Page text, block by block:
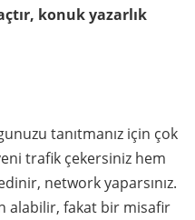
konuk yazarlık
tanıtmanız için çok
trafik çekersiniz hem
network yaparsınız.
alabilir, fakat bir misafir